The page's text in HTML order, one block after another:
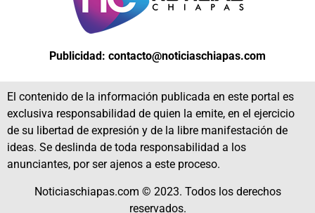
Publicidad: contacto@noticiaschiapas.com
El contenido de la información publicada en este portal es
exclusiva responsabilidad de quien la emite, en el ejercicio
de su libertad de expresión y de la libre manifestación de
ideas. Se deslinda de toda responsabilidad a los
anunciantes, por ser ajenos a este proceso.
Noticiaschiapas.com © 2023. Todos los derechos
reservados.